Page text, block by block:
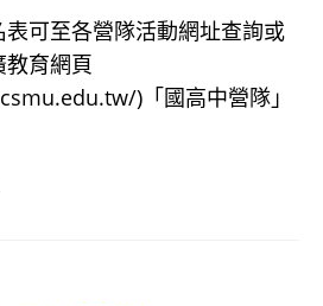
可至各營隊活動網址查詢或
教育網頁
)「國高中營隊」